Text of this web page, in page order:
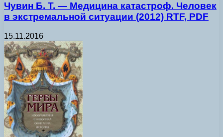
Чувин Б. Т. — Медицина катастроф. Человек
в экстремальной ситуации (2012) RTF, PDF
15.11.2016